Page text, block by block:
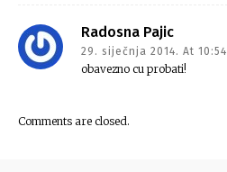
Radosna Pajic
29. siječnja 2014. At 10:54
obavezno cu probati!
Comments are closed.